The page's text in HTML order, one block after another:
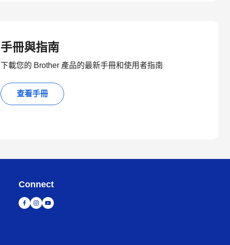
手冊與指南
下載您的 Brother 產品的最新手冊和使用者指南
查看手冊
Connect